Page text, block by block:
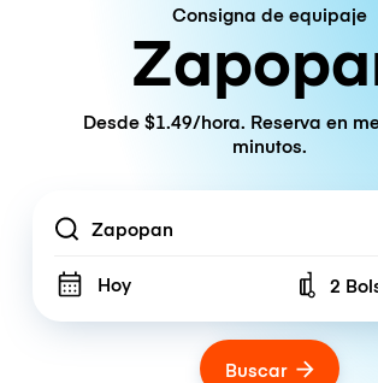
Consigna de equipaje
Desde $1.49/hora. Reserva en
minutos.
Location
Hoy Number
2
Buscar